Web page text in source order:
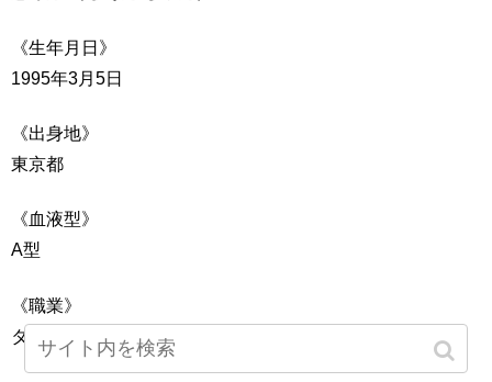
《生年月日》
1995年3月5日
《出身地》
東京都
《血液型》
A型
《職業》
タレント、俳優